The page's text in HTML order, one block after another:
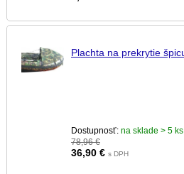
Plachta na prekrytie
Dostupnosť:na sklade > 5 ks
78,96 €
36,90 € s DPH